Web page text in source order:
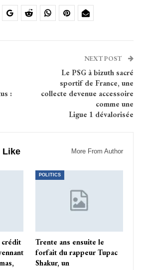
:
NEXT POST
Le PSG à bizuth sacré
sportif de France, une
collecte devenue accessoire
comme une
Ligue 1 dévalorisée
Like More From Author
crédit
POLITICS
Trente ans ensuite le
forfait du rappeur Tupac
Shakur, un